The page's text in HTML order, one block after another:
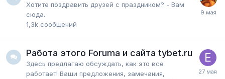
Хотите поздравить друзей с праздником? - Вам
сюда.
1,3k сообщений
Работа этого Forumа и сайта tybet.ru
Здесь предлагаю обсуждать, как это все
работает! Ваши предложения, замечания,